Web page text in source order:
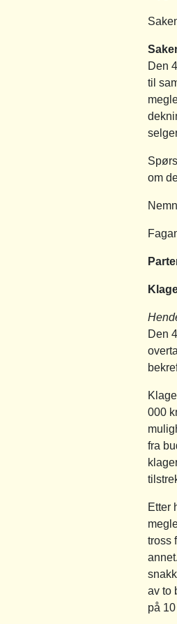
Den
til
om
Den
000
fra
Etter
tross
av to
på